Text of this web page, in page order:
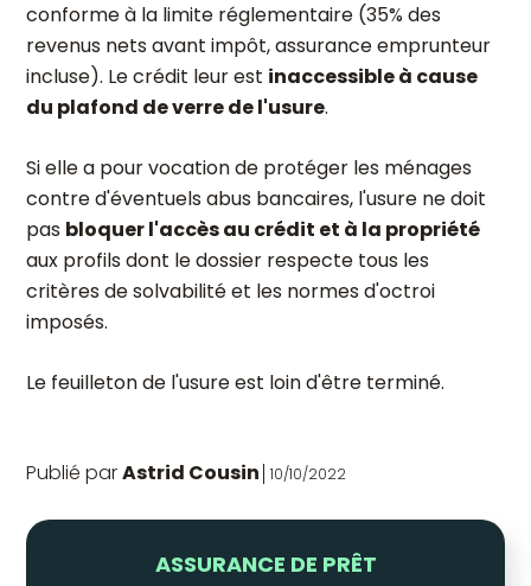
conforme à la limite réglementaire (35% des
revenus nets avant impôt, assurance emprunteur
incluse). Le crédit leur est inaccessible à cause
du plafond de verre de l'usure.
Si elle a pour vocation de protéger les ménages
contre d'éventuels abus bancaires, l'usure ne doit
pas bloquer l'accès au crédit et à la propriété
aux profils dont le dossier respecte tous les
critères de solvabilité et les normes d'octroi
imposés.
Le feuilleton de l'usure est loin d'être terminé.
Publié parAstrid Cousin 10/10/2022
ASSURANCE DE PRÊT